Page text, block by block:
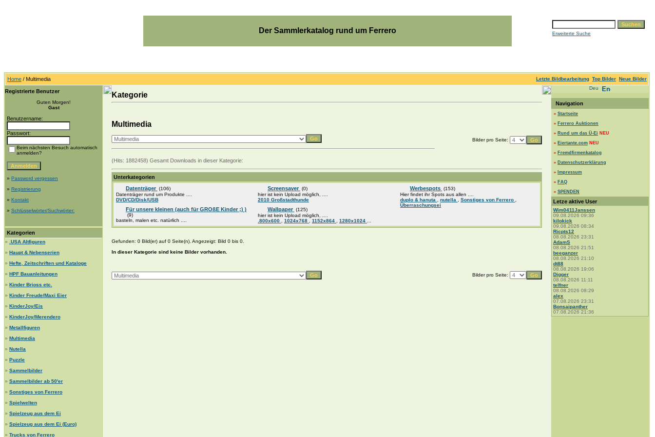
Der Sammlerkatalog rund um Ferrero Erweiterte Suche
Home / Multimedia Letzte Bildbearbeitung Top Bilder Neue Bilder
Registrierte Benutzer
Guten Morgen!
Gast
Benutzername:
Passwort:
Beim nächsten Besuch automatisch
anmelden?
» Password vergessen
» Registrierung
» Kontakt
» Schlüsselwörter/Suchwörter:
Kategorien
»
.USA Altfiguren
» Haupt & Nebenserien
» Hefte, Zeitschriften und Kataloge
» HPF Bauanleitungen
» Kinder Brioss etc.
» Kinder Freude/Maxi Eier
» KinderJoy/Eis
» KinderJoy/Merendero
» Metallfiguren
» Multimedia
» Nutella
» Puzzle
» Sammelbilder
» Sammelbilder ab 50'er
» Sonstiges von Ferrero
» Spielwelten
» Spielzeug aus dem Ei
» Spielzeug aus dem Ei (Euro)
» Trucks von Ferrero
Kategorie
Multimedia
Bilder pro Seite:
(Hits: 1882458) Gesamt Downloads in dieser Kategorie:
Unterkategorien
Datenträger (106)
Datenträger rund um Produkte ....
DVD/CD/Disk/USB
Für unsere kleinen (auch für GROßE Kinder ;) )
(9)
basteln, malen etc. natürlich ....
Screensaver (0)
hier ist kein Upload möglich, ....
2010 Großstadthunde
Wallpaper (125)
hier ist kein Upload möglich, ....
.800x600
1024x768 1152x864 1280x1024
Werbespots (153)
Hier findet ihr Spots aus allen ....
duplo & hanuta
nutella Sonstiges von Ferrero
Überraschungsei
Gefunden: 0 Bild(er) auf 0 Seite(n). Angezeigt: Bild 0 bis 0.
In dieser Kategorie sind keine Bilder vorhanden.
Bilder pro Seite:
Navigation
» Startseite
» Ferrero Auktionen
» Rund um das Ü-Ei NEU
» Eiertante.com NEU
» Fremdfirmenkatalog
» Datenschutzerklärung
» Impressum
» FAQ
» SPENDEN
Letze aktive User
Wim0411Janssen
09.08.2026 09:36
kilokick
09.08.2026 08:34
Ricpts12
08.08.2026 23:31
AdamS
08.08.2026 21:51
beeganzer
08.08.2026 21:10
dt88
08.08.2026 19:06
Digger
08.08.2026 11:11
telfner
08.08.2026 08:29
alex
07.08.2026 23:31
Bonsaipanther
07.08.2026 21:36